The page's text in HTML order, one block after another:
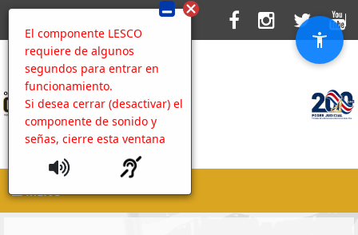
El componente LESCO
requiere de algunos
segundos para entrar en
funcionamiento.
Si desea cerrar (desactivar) el
componente de sonido y
señas, cierre esta ventana
MENU